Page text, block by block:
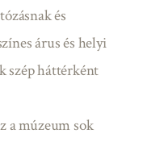
és
árus és helyi
szép háttérként
a múzeum sok